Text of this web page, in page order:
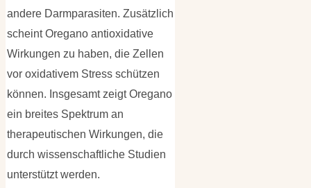
andere Darmparasiten. Zusätzlich
scheint Oregano antioxidative
Wirkungen zu haben, die Zellen
vor oxidativem Stress schützen
können. Insgesamt zeigt Oregano
ein breites Spektrum an
therapeutischen Wirkungen, die
durch wissenschaftliche Studien
unterstützt werden.